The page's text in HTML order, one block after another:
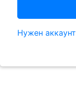
Нужен